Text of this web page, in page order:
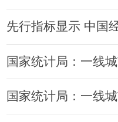
先行指标显示 中国
国家统计局：一线
国家统计局：一线